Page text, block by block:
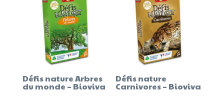
Défis nature Arbres
du monde – Bioviva
Défis nature
Carnivores – Bioviva